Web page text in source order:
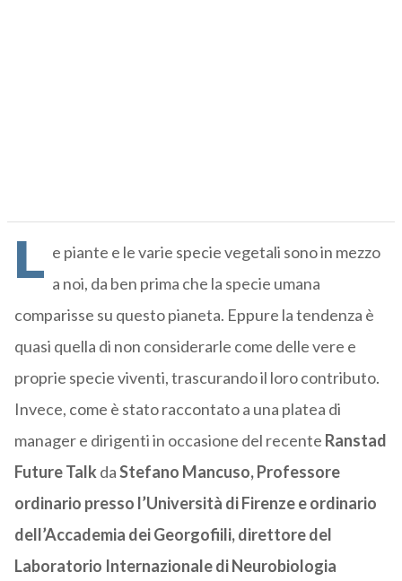
L e piante e le varie specie vegetali sono in mezzo
a noi, da ben prima che la specie umana
comparisse su questo pianeta. Eppure la tendenza è
quasi quella di non considerarle come delle vere e
proprie specie viventi, trascurando il loro contributo.
Invece, come è stato raccontato a una platea di
manager e dirigenti in occasione del recente Ranstad
Future TalkdaStefano Mancuso, Professore
ordinario presso l’Università di Firenze e ordinario
dell’Accademia dei Georgofiili, direttore del
Laboratorio Internazionale di Neurobiologia